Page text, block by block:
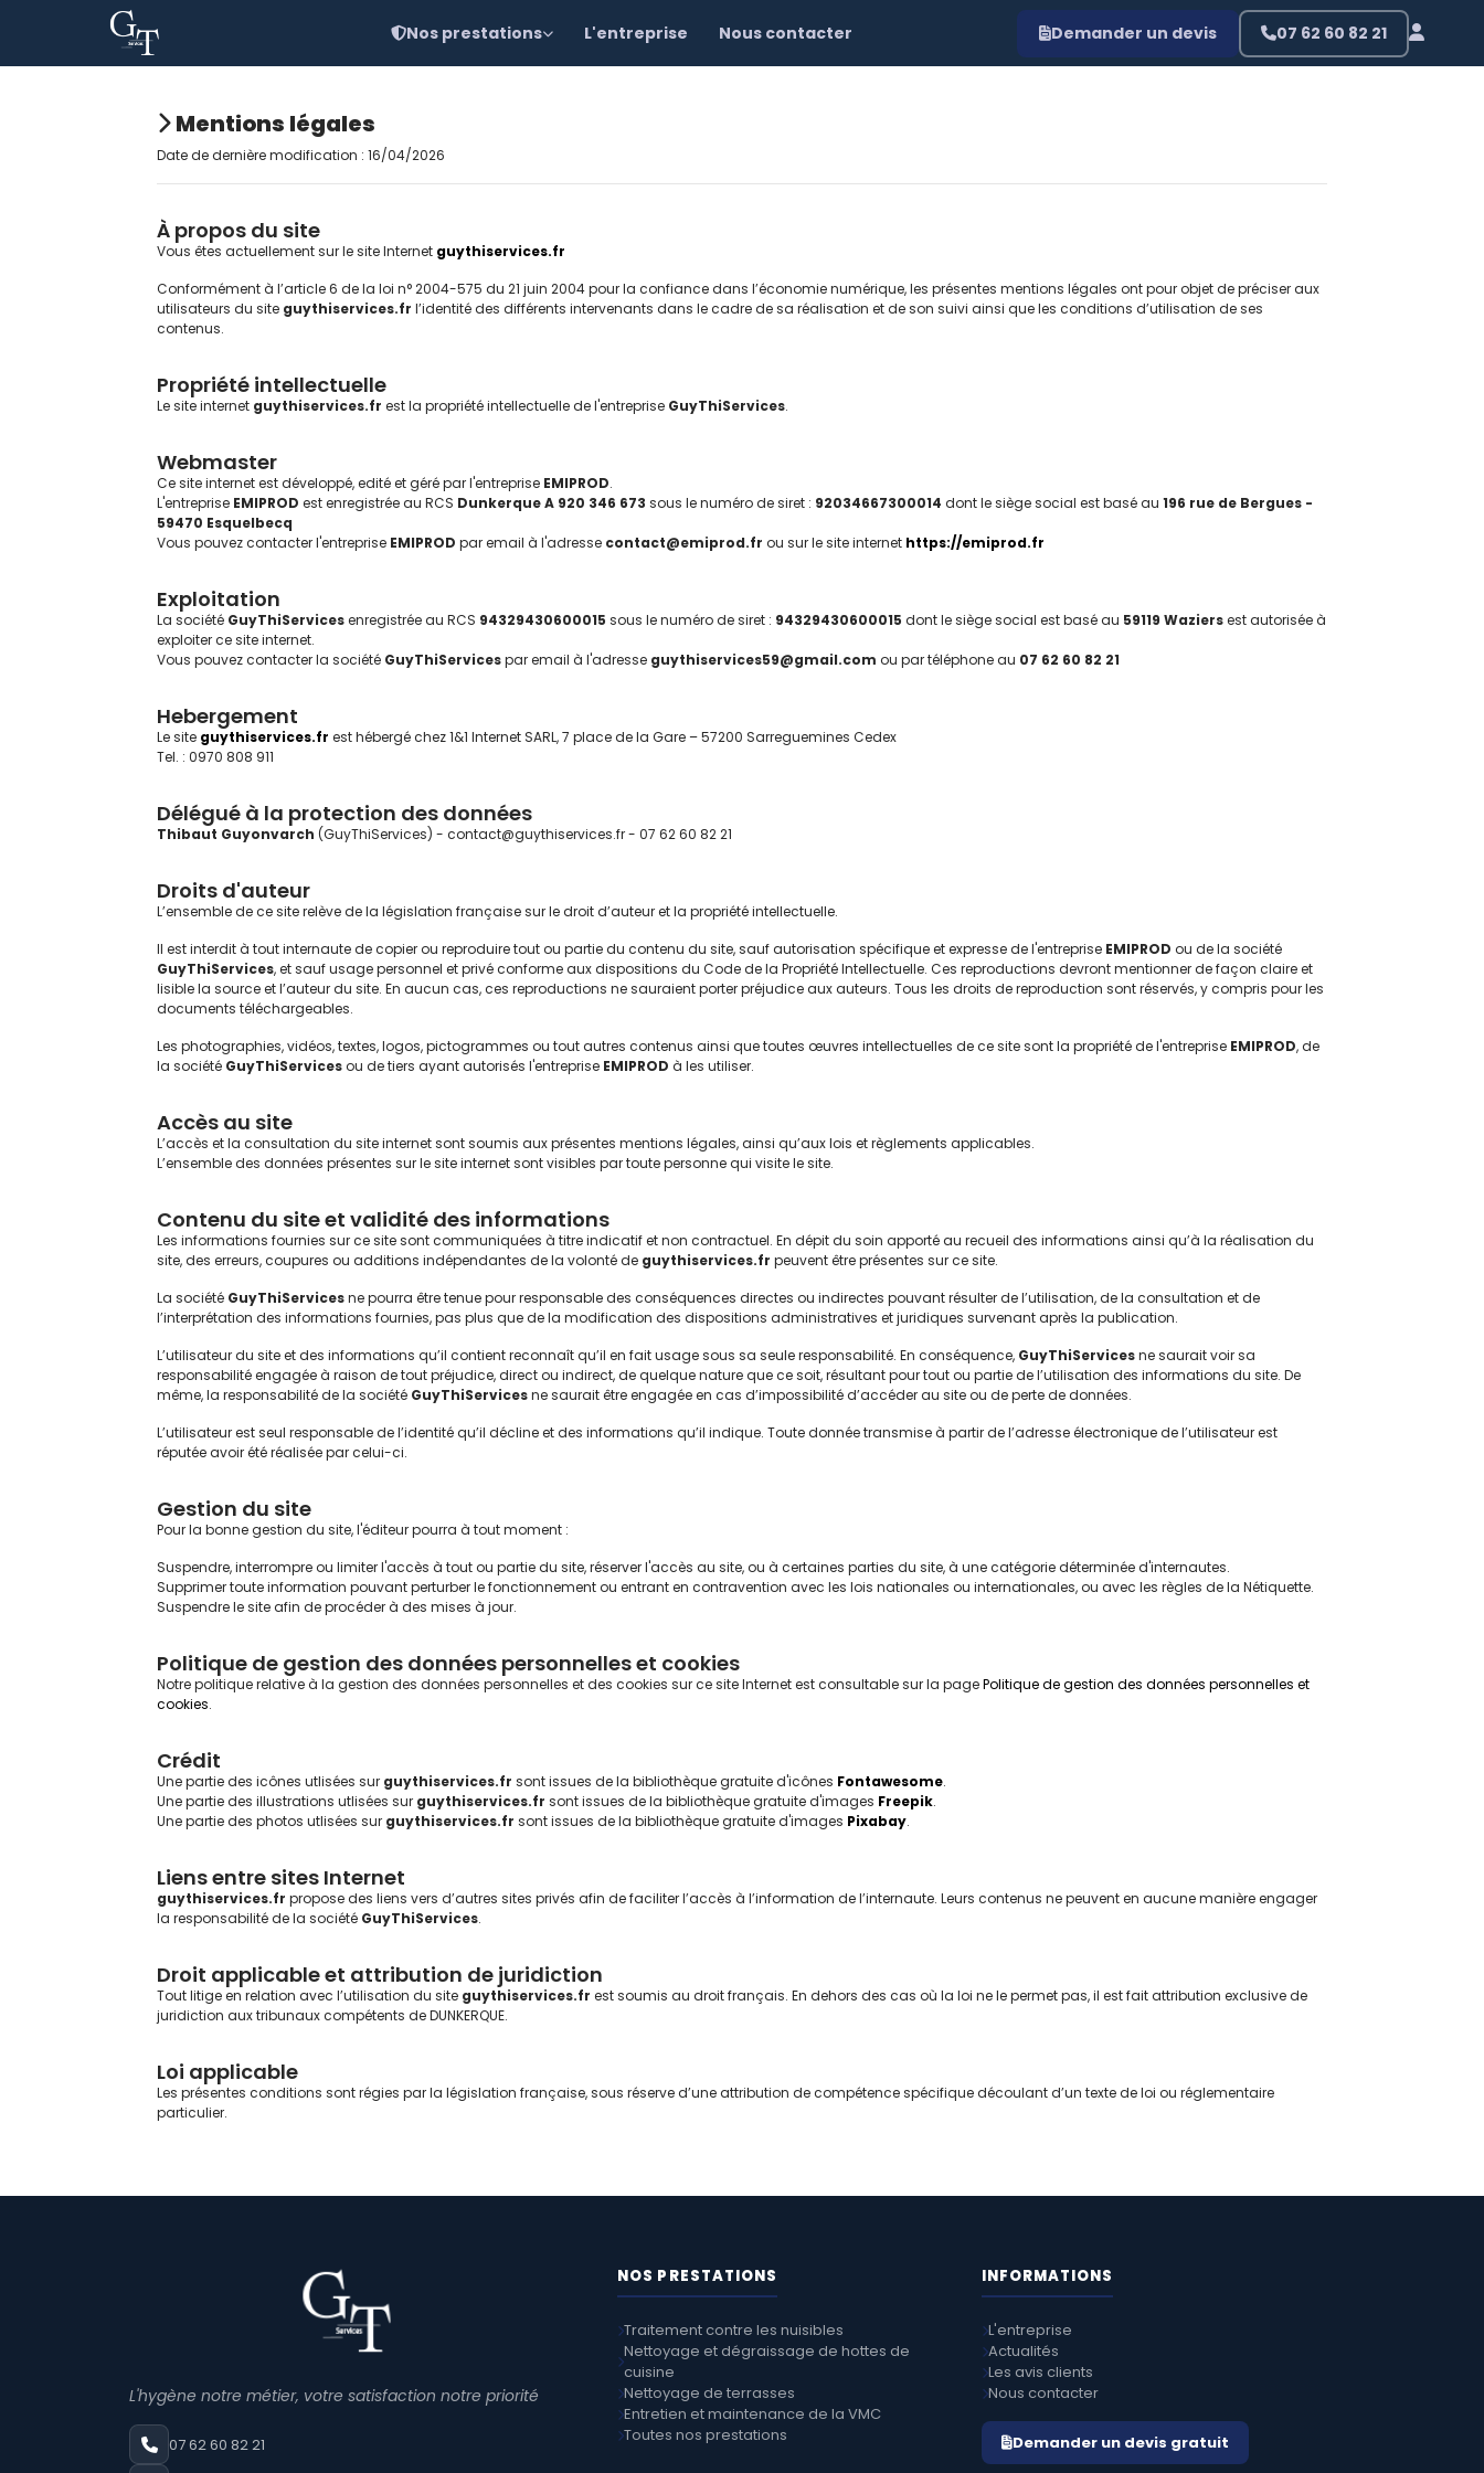
Nos prestations L'entreprise Nous contacter Demander un devis 07 62 60 82 21
Mentions légales
Date de dernière modification : 16/04/2026
À propos du site
Vous êtes actuellement sur le site Internet guythiservices.fr
Conformément à l’article 6 de la loi n° 2004-575 du 21 juin 2004 pour la confiance dans l’économie numérique, les présentes mentions légales ont pour objet de préciser aux
utilisateurs du site guythiservices.fr l’identité des différents intervenants dans le cadre de sa réalisation et de son suivi ainsi que les conditions d’utilisation de ses
contenus.
Propriété intellectuelle
Le site internet guythiservices.fr est la propriété intellectuelle de l'entreprise GuyThiServices.
Webmaster
Ce site internet est développé, edité et géré par l'entreprise EMIPROD.
L'entreprise EMIPROD est enregistrée au RCS Dunkerque A 920 346 673 sous le numéro de siret : 92034667300014 dont le siège social est basé au 196 rue de Bergues -
59470 Esquelbecq
Vous pouvez contacter l'entreprise EMIPROD par email à l'adresse contact@emiprod.fr ou sur le site internet https://emiprod.fr
Exploitation
La société GuyThiServicesenregistrée au RCS 94329430600015 sous le numéro de siret : 94329430600015 dont le siège social est basé au 59119 Waziersest autorisée à
exploiter ce site internet.
Vous pouvez contacter la société GuyThiServicespar email à l'adresse guythiservices59@gmail.com ou par téléphone au 07 62 60 82 21
Hebergement
Le site guythiservices.fr est hébergé chez 1&1 Internet SARL, 7 place de la Gare – 57200 Sarreguemines Cedex
Tel. : 0970 808 911
Délégué à la protection des données
Thibaut Guyonvarch (GuyThiServices) - contact@guythiservices.fr - 07 62 60 82 21
Droits d'auteur
L’ensemble de ce site relève de la législation française sur le droit d’auteur et la propriété intellectuelle.
Il est interdit à tout internaute de copier ou reproduire tout ou partie du contenu du site, sauf autorisation spécifique et expresse de l'entreprise EMIPROD ou de la société
GuyThiServices, et sauf usage personnel et privé conforme aux dispositions du Code de la Propriété Intellectuelle. Ces reproductions devront mentionner de façon claire et
lisible la source et l’auteur du site. En aucun cas, ces reproductions ne sauraient porter préjudice aux auteurs. Tous les droits de reproduction sont réservés, y compris pour les
documents téléchargeables.
Les photographies, vidéos, textes, logos, pictogrammes ou tout autres contenus ainsi que toutes œuvres intellectuelles de ce site sont la propriété de l'entreprise EMIPROD, de
la société GuyThiServicesou de tiers ayant autorisés l'entreprise EMIPROD à les utiliser.
Accès au site
L’accès et la consultation du site internet sont soumis aux présentes mentions légales, ainsi qu’aux lois et règlements applicables.
L’ensemble des données présentes sur le site internetsont visibles par toute personne qui visite le site.
Contenu du site et validité des informations
Les informations fournies sur ce site sont communiquées à titre indicatif et non contractuel. En dépit du soin apporté au recueil des informations ainsi qu’à la réalisation du
site, des erreurs, coupures ou additions indépendantes de la volonté de guythiservices.fr peuvent être présentes sur ce site.
La société GuyThiServicesne pourra être tenue pour responsable des conséquences directes ou indirectes pouvant résulter de l’utilisation, de la consultation et de
l’interprétation des informations fournies, pas plus que de la modification des dispositions administratives et juridiques survenant après la publication.
L’utilisateur du site et des informations qu’il contient reconnaît qu’il en fait usage sous sa seule responsabilité. En conséquence, GuyThiServicesne saurait voir sa
responsabilité engagée à raison de tout préjudice, direct ou indirect, de quelque nature que ce soit, résultant pour tout ou partie de l’utilisation des informations du site. De
même, la responsabilité de la société GuyThiServicesne saurait être engagée en cas d’impossibilité d’accéder au site ou de perte de données.
L’utilisateur est seul responsable de l’identité qu’il décline et des informations qu’il indique. Toute donnée transmise à partir de l’adresse électronique de l’utilisateur est
réputée avoir été réalisée par celui-ci.
Gestion du site
Pour la bonne gestion du site, l'éditeur pourra à tout moment :
Suspendre, interrompre ou limiter l'accès à tout ou partie du site, réserver l'accès au site, ou à certaines parties du site, à une catégorie déterminée d'internautes.
Supprimer toute information pouvant perturber le fonctionnement ou entrant en contravention avec les lois nationales ou internationales, ou avec les règles de la Nétiquette.
Suspendre le site afin de procéder à des mises à jour.
Politique de gestion des données personnelles et cookies
Notre politique relative à la gestion des données personnelles et des cookies sur ce site Internet est consultable sur la pagePolitique de gestion des données personnelles et
cookies.
Crédit
Une partie des icônes utlisées sur guythiservices.fr sont issues de la bibliothèque gratuite d'icônes Fontawesome.
Une partie des illustrations utlisées sur guythiservices.fr sont issues de la bibliothèque gratuite d'images Freepik.
Une partie des photos utlisées sur guythiservices.fr sont issues de la bibliothèque gratuite d'images Pixabay.
Liens entre sites Internet
guythiservices.fr propose des liens vers d’autres sites privés afin de faciliter l’accès à l’information de l’internaute. Leurs contenus ne peuvent en aucune manière engager
la responsabilité de la société GuyThiServices.
Droit applicable et attribution de juridiction
Tout litige en relation avec l’utilisation du site guythiservices.fr est soumis au droit français. En dehors des cas où la loi ne le permet pas, il est fait attribution exclusive de
juridiction aux tribunaux compétents de DUNKERQUE.
Loi applicable
Les présentes conditions sont régies par la législation française, sous réserve d’une attribution de compétence spécifique découlant d’un texte de loi ou réglementaire
particulier.
L'hygène notre métier, votre satisfaction notre priorité
07 62 60 82 21
NOS PRESTATIONS
Traitement contre les nuisibles
Nettoyage et dégraissage de hottes de
cuisine
Nettoyage de terrasses
Entretien et maintenance de la VMC
Toutes nos prestations
INFORMATIONS
L'entreprise
Actualités
Les avis clients
Nous contacter
Demander un devis gratuit